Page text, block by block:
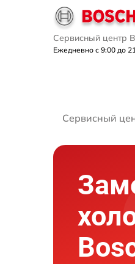
Сервисный центр
Ежедневно с 9:00 до
Сервисный